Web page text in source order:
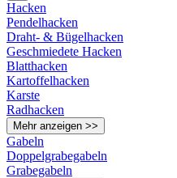
Hacken
Pendelhacken
Draht- & Bügelhacken
Geschmiedete Hacken
Blatthacken
Kartoffelhacken
Karste
Radhacken
Mehr anzeigen >>
Gabeln
Doppelgrabegabeln
Grabegabeln